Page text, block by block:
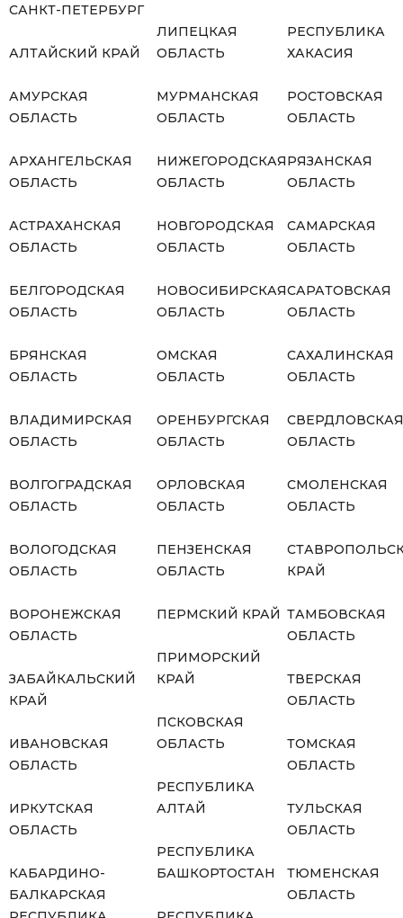
САНКТ-ПЕТЕРБУРГ
АЛТАЙСКИЙ КРАЙ
АМУРСКАЯ
ОБЛАСТЬ
АРХАНГЕЛЬСКАЯ
ОБЛАСТЬ
АСТРАХАНСКАЯ
ОБЛАСТЬ
БЕЛГОРОДСКАЯ
ОБЛАСТЬ
БРЯНСКАЯ
ОБЛАСТЬ
ВЛАДИМИРСКАЯ
ОБЛАСТЬ
ВОЛГОГРАДСКАЯ
ОБЛАСТЬ
ВОЛОГОДСКАЯ
ОБЛАСТЬ
ВОРОНЕЖСКАЯ
ОБЛАСТЬ
ЗАБАЙКАЛЬСКИЙ
КРАЙ
ИВАНОВСКАЯ
ОБЛАСТЬ
ИРКУТСКАЯ
ОБЛАСТЬ
КАБАРДИНО-
БАЛКАРСКАЯ
ЛИПЕЦКАЯ
ОБЛАСТЬ
МУРМАНСКАЯ
ОБЛАСТЬ
НИЖЕГОРОДСКАЯ
ОБЛАСТЬ
НОВГОРОДСКАЯ
ОБЛАСТЬ
НОВОСИБИРСКАЯ
ОБЛАСТЬ
ОМСКАЯ
ОБЛАСТЬ
ОРЕНБУРГСКАЯ
ОБЛАСТЬ
ОРЛОВСКАЯ
ОБЛАСТЬ
ПЕНЗЕНСКАЯ
ОБЛАСТЬ
ПЕРМСКИЙ КРАЙ
ПРИМОРСКИЙ
КРАЙ
ПСКОВСКАЯ
ОБЛАСТЬ
РЕСПУБЛИКА
АЛТАЙ
РЕСПУБЛИКА
БАШКОРТОСТАН
РЕСПУБЛИКА
ХАКАСИЯ
РОСТОВСКАЯ
ОБЛАСТЬ
РЯЗАНСКАЯ
ОБЛАСТЬ
САМАРСКАЯ
ОБЛАСТЬ
САРАТОВСКАЯ
ОБЛАСТЬ
САХАЛИНСКАЯ
ОБЛАСТЬ
СВЕРДЛОВСКАЯ
ОБЛАСТЬ
СМОЛЕНСКАЯ
ОБЛАСТЬ
КРАЙ
ТАМБОВСКАЯ
ОБЛАСТЬ
ТВЕРСКАЯ
ОБЛАСТЬ
ТОМСКАЯ
ОБЛАСТЬ
ТУЛЬСКАЯ
ОБЛАСТЬ
ТЮМЕНСКАЯ
ОБЛАСТЬ